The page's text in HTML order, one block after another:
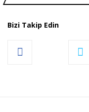
Bizi Takip Edin